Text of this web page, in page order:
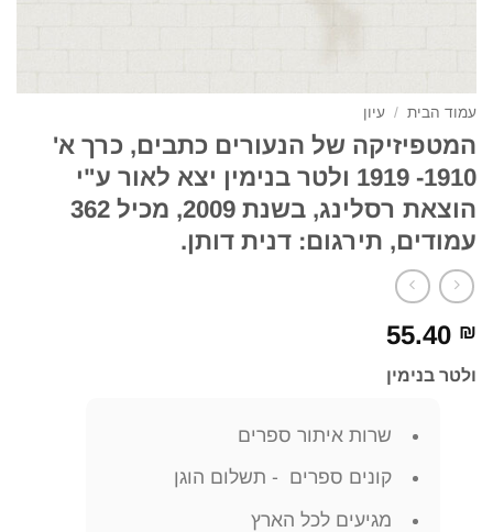
עמוד הבית / עיון
המטפיזיקה של הנעורים כתבים, כרך א'
1910- 1919 ולטר בנימין יצא לאור ע"י
הוצאת רסלינג, בשנת 2009, מכיל 362
עמודים, תירגום: דנית דותן.
55.40 ₪
ולטר בנימין
שרות איתור ספרים
קונים ספרים - תשלום הוגן
מגיעים לכל הארץ